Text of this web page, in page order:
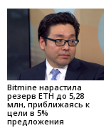
Bitmine нарастила
резерв ETH до 5,28
млн, приближаясь к
цели в 5%
предложения